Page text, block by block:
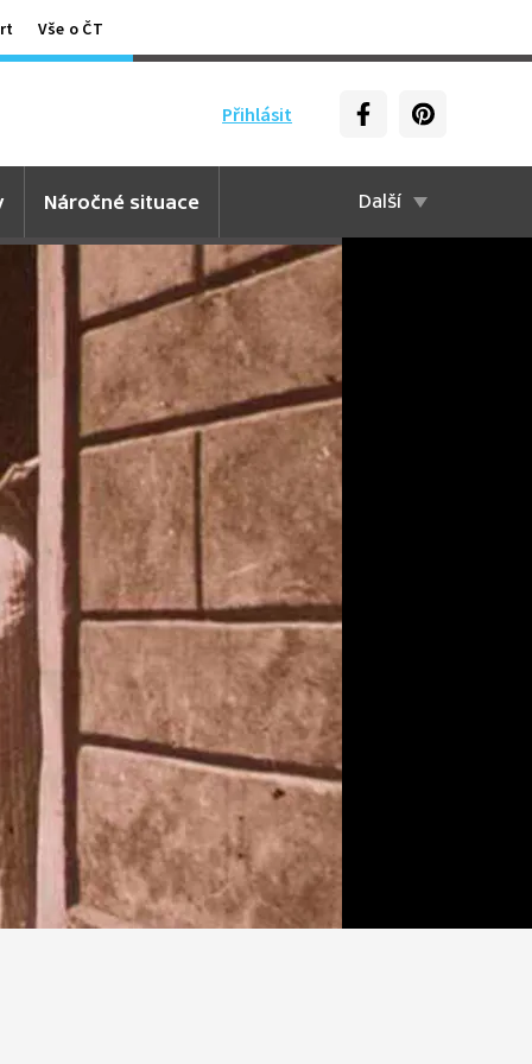
Vše o ČT
Přihlásit
Náročné situace Další